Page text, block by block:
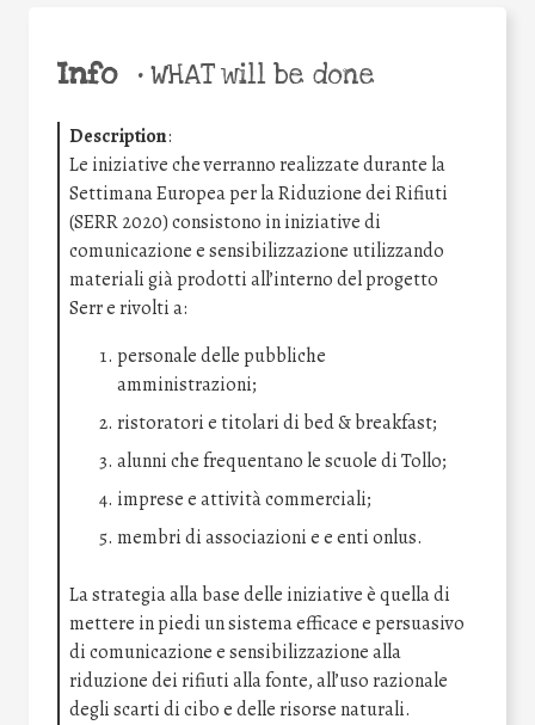
Info •WHAT will be done
Description:
Le iniziative che verranno realizzate durante la
Settimana Europea per la Riduzione dei Rifiuti
(SERR 2020) consistono in iniziative di
comunicazione e sensibilizzazione utilizzando
materiali già prodotti all’interno del progetto
Serr e rivolti a:
personale delle pubbliche
amministrazioni;
ristoratori e titolari di bed & breakfast;
alunni che frequentano le scuole di Tollo;
imprese e attività commerciali;
membri di associazioni e e enti onlus.
La strategia alla base delle iniziative è quella di
mettere in piedi un sistema efficace e persuasivo
di comunicazione e sensibilizzazione alla
riduzione dei rifiuti alla fonte, all’uso razionale
degli scarti di cibo e delle risorse naturali.